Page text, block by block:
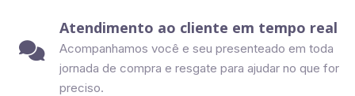

Atendimento ao cliente em tempo real
Acompanhamos você e seu presenteado em toda
jornada de compra e resgate para ajudar no que for
preciso.